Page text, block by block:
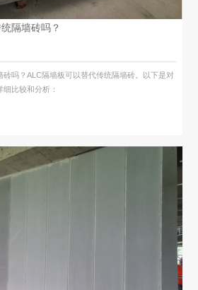
隔墙砖吗？
砖吗？ALC隔墙板可以替代传统隔墙砖。以下是对
比较和分析：